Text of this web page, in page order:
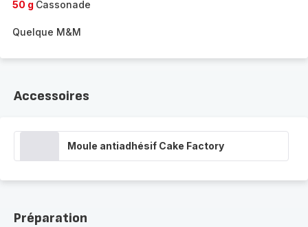
50 g Cassonade
Quelque M&M
Accessoires
Moule antiadhésif Cake Factory
Préparation